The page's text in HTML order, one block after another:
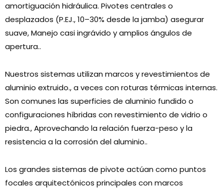
amortiguación hidráulica. Pivotes centrales o
desplazados (P.EJ., 10–30% desde la jamba) asegurar
suave, Manejo casi ingrávido y amplios ángulos de
apertura..
Nuestros sistemas utilizan marcos y revestimientos de
aluminio extruido., a veces con roturas térmicas internas.
Son comunes las superficies de aluminio fundido o
configuraciones híbridas con revestimiento de vidrio o
piedra., Aprovechando la relación fuerza-peso y la
resistencia a la corrosión del aluminio..
Los grandes sistemas de pivote actúan como puntos
focales arquitectónicos principales con marcos